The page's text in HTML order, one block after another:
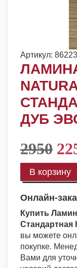
Артикул:
ДУБ
2950
В корзину
Онлайн-
Купить
Стандартная
вы можете
покупке.
Вами для